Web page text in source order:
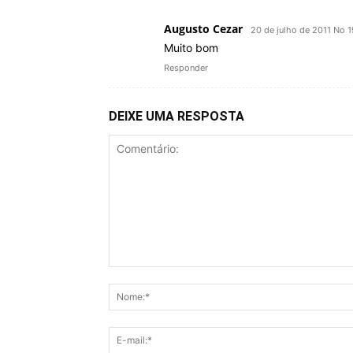
Augusto Cezar 20 de julho de 2011 No
Muito bom
Responder
DEIXE UMA RESPOSTA